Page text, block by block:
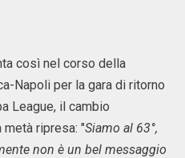
così nel corso della
Napoli per la gara di ritorno
League, il cambio
ripresa: "Siamo al 63°,
non è un bel messaggio